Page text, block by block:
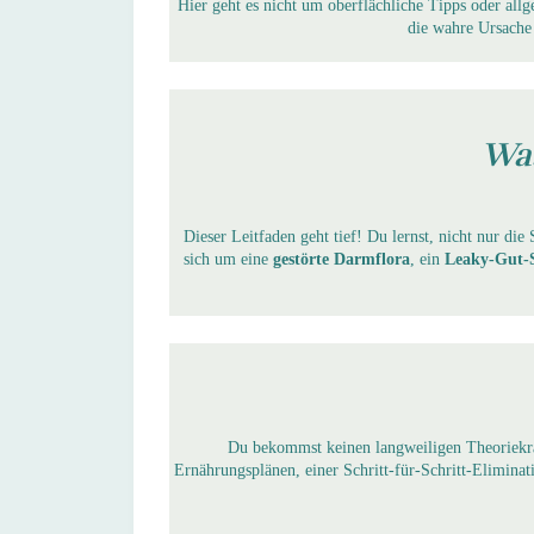
Hier geht es nicht um oberflächliche Tipps oder
die wahre
Dieser Leitfaden geht tief! Du lernst, nicht nur die
sich um eine gestörte Darmflora, ein Leaky-Gut-
Du bekommst keinen langweiligen
Ernährungsplänen, einer Schritt-für-Schritt-